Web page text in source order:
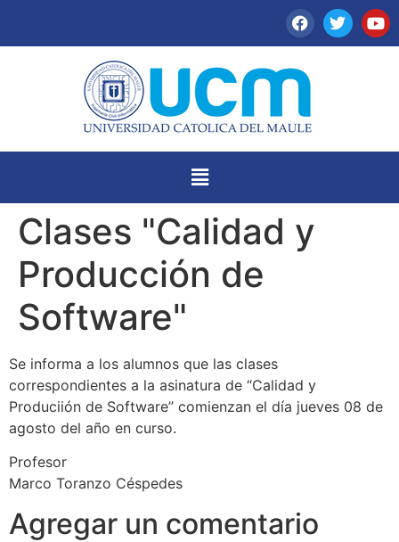
Clases "Calidad y
Producción de
Software"
Se informa a los alumnos que las clases
correspondientes a la asinatura de “Calidad y
Produciión de Software” comienzan el día jueves 08 de
agosto del año en curso.
Profesor
Marco Toranzo Céspedes
Agregar un comentario